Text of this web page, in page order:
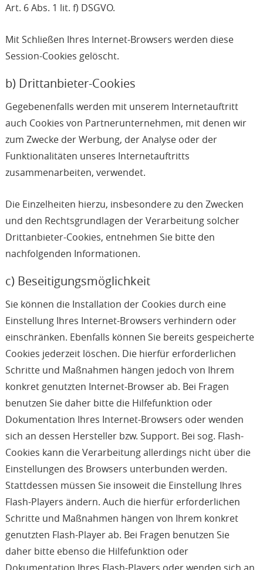
Art. 6 Abs. 1 lit. f) DSGVO.
Mit Schließen Ihres Internet-Browsers werden diese
Session-Cookies gelöscht.
b) Drittanbieter-Cookies
Gegebenenfalls werden mit unserem Internetauftritt
auch Cookies von Partnerunternehmen, mit denen wir
zum Zwecke der Werbung, der Analyse oder der
Funktionalitäten unseres Internetauftritts
zusammenarbeiten, verwendet.
Die Einzelheiten hierzu, insbesondere zu den Zwecken
und den Rechtsgrundlagen der Verarbeitung solcher
Drittanbieter-Cookies, entnehmen Sie bitte den
nachfolgenden Informationen.
c) Beseitigungsmöglichkeit
Sie können die Installation der Cookies durch eine
Einstellung Ihres Internet-Browsers verhindern oder
einschränken. Ebenfalls können Sie bereits gespeicherte
Cookies jederzeit löschen. Die hierfür erforderlichen
Schritte und Maßnahmen hängen jedoch von Ihrem
konkret genutzten Internet-Browser ab. Bei Fragen
benutzen Sie daher bitte die Hilfefunktion oder
Dokumentation Ihres Internet-Browsers oder wenden
sich an dessen Hersteller bzw. Support. Bei sog. Flash-
Cookies kann die Verarbeitung allerdings nicht über die
Einstellungen des Browsers unterbunden werden.
Stattdessen müssen Sie insoweit die Einstellung Ihres
Flash-Players ändern. Auch die hierfür erforderlichen
Schritte und Maßnahmen hängen von Ihrem konkret
genutzten Flash-Player ab. Bei Fragen benutzen Sie
daher bitte ebenso die Hilfefunktion oder